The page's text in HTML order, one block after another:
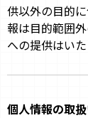
供以外の目的
報は目的範囲
への提供はいた
個人情報の取